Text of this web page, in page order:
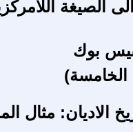
الصيغة
بوك
الخامسة)
الاديان: مثال